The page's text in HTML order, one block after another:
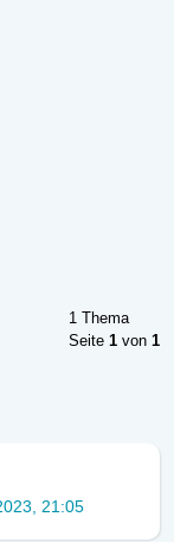
1 Thema
Seite 1 von 1
21:05